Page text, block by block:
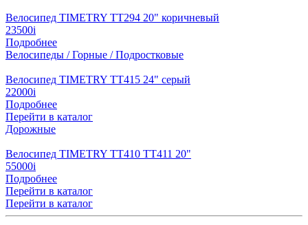
Велосипед TIMETRY TT294 20" коричневый
23500i
Подробнее
Велосипеды / Горные / Подростковые
Велосипед TIMETRY TT415 24" серый
22000i
Подробнее
Перейти в каталог
Дорожные
Велосипед TIMETRY TT410 TT411 20"
55000i
Подробнее
Перейти в каталог
Перейти в каталог